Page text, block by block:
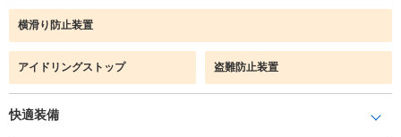
横滑り防止装置
アイドリングストップ 盗難防止装置
快適装備